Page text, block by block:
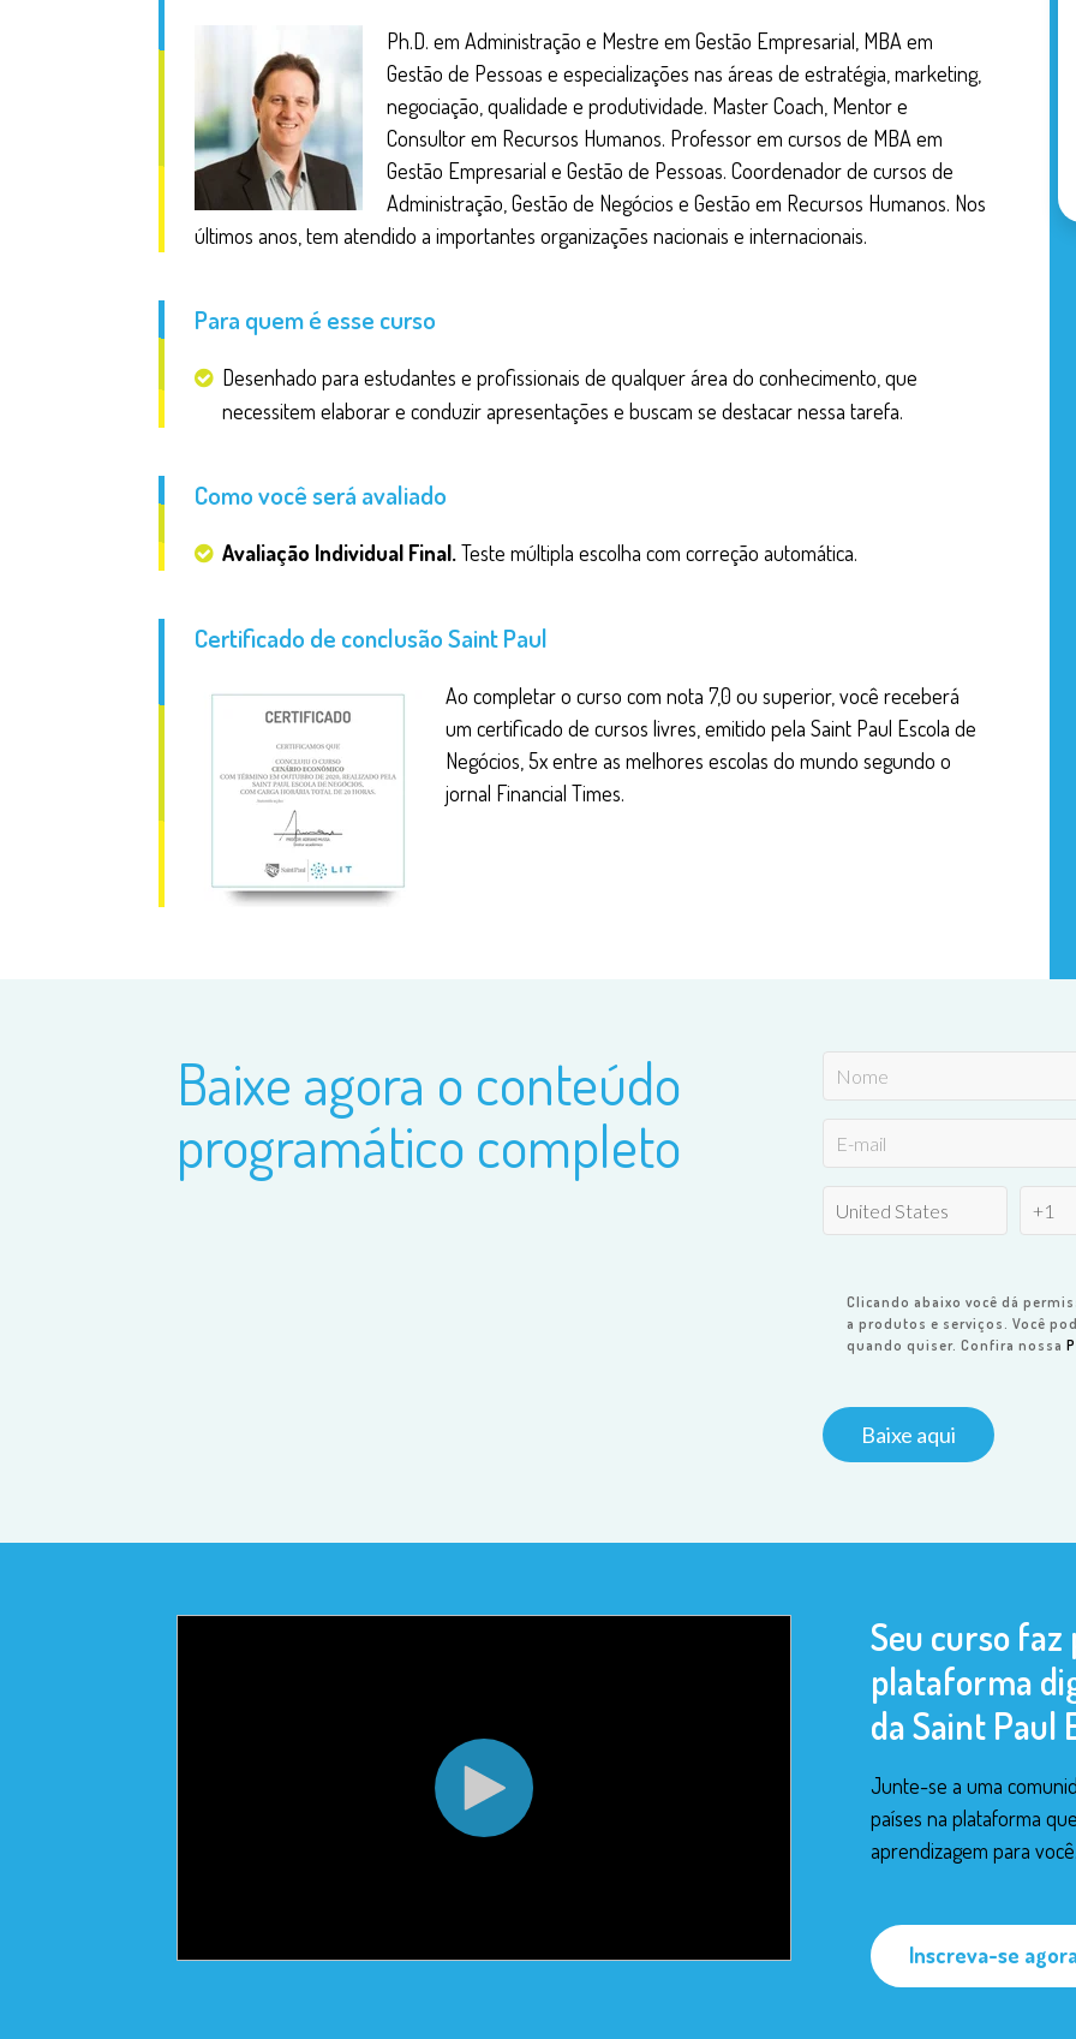
Escrevendo o
Escolha das
O fechamento
Uso de
Utilizando o
Ph.D. em Administração e Mestre em Gestão Empresarial, MBA em
Gestão de Pessoas e especializações nas áreas de estratégia, marketing,
negociação, qualidade e produtividade. Master Coach, Mentor e
Consultor em Recursos Humanos. Professor em cursos de MBA em
Gestão Empresarial e Gestão de Pessoas. Coordenador de cursos de
Administração, Gestão de Negócios e Gestão em Recursos Humanos. Nos
últimos anos, tem atendido a importantes organizações nacionais e internacionais.
Para quem é esse curso
Desenhado para estudantes e profissionais de qualquer área do conhecimento, que
necessitem elaborar e conduzir apresentações e buscam se destacar nessa tarefa.
Como você será avaliado
Avaliação Individual Final.Teste múltipla escolha com correção automática.
Certificado de conclusão Saint Paul
Ao completar o curso com nota 7,0 ou superior, você receberá
um certificado de cursos livres, emitido pela Saint Paul Escola de
Negócios, 5x entre as melhores escolas do mundo segundo o
jornal Financial Times.
Baixe agora o conteúdo
programático completo
Clicando abaixo você dá
a produtos e serviços. Você
quando quiser. Confira nossa
Seu curso faz
plataforma
da Saint Paul
Junte-se a uma
países na plataforma
aprendizagem para
Inscreva-se